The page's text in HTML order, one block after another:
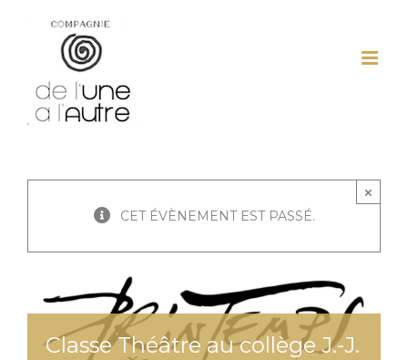
×
CET ÉVÈNEMENT EST PASSÉ.
Classe Théâtre au collège J.-J.